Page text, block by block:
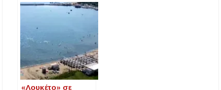
στις online
συναλλαγές
«Λουκέτο» σε